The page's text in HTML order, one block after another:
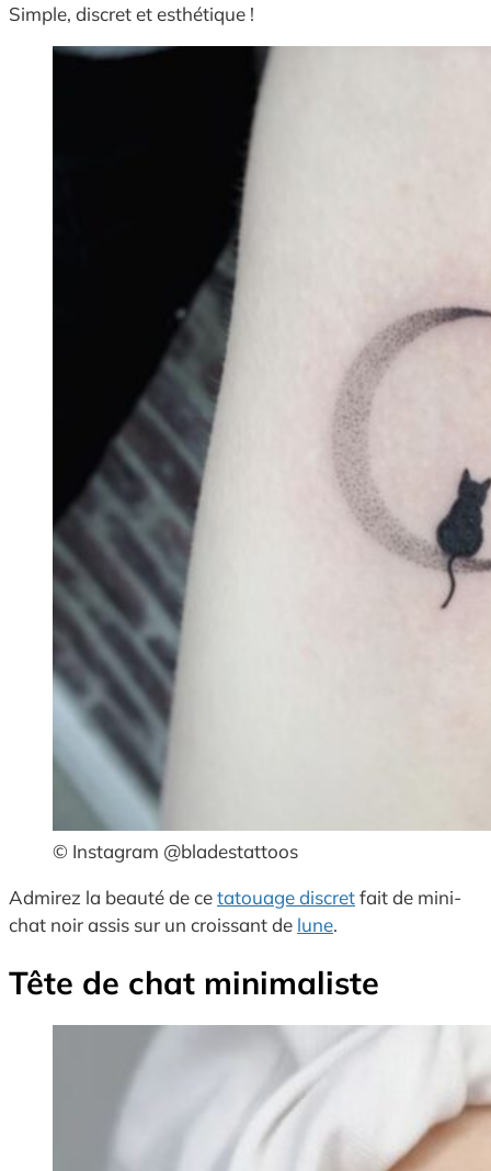
Simple, discret et esthétique !
© Instagram @bladestattoos
Admirez la beauté de cetatouage discretfait de mini-
chat noir assis sur un croissant de lune.
Tête de chat minimaliste